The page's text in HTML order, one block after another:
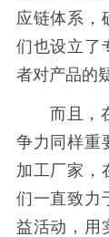
应链体系，
们也设立了
者对产品的
而且，在
争力同样重
加工厂家，
们一直致力
益活动，用